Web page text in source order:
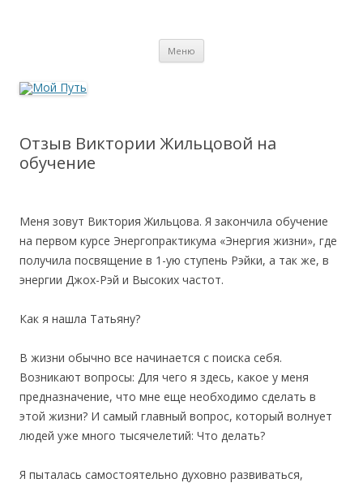
Меню
Отзыв Виктории Жильцовой на
обучение
Меня зовут Виктория Жильцова. Я закончила обучение
на первом курсе Энергопрактикума «Энергия жизни», где
получила посвящение в 1-ую ступень Рэйки, а так же, в
энергии Джох-Рэй и Высоких частот.
Как я нашла Татьяну?
В жизни обычно все начинается с поиска себя.
Возникают вопросы: Для чего я здесь, какое у меня
предназначение, что мне еще необходимо сделать в
этой жизни? И самый главный вопрос, который волнует
людей уже много тысячелетий: Что делать?
Я пыталась самостоятельно духовно развиваться,